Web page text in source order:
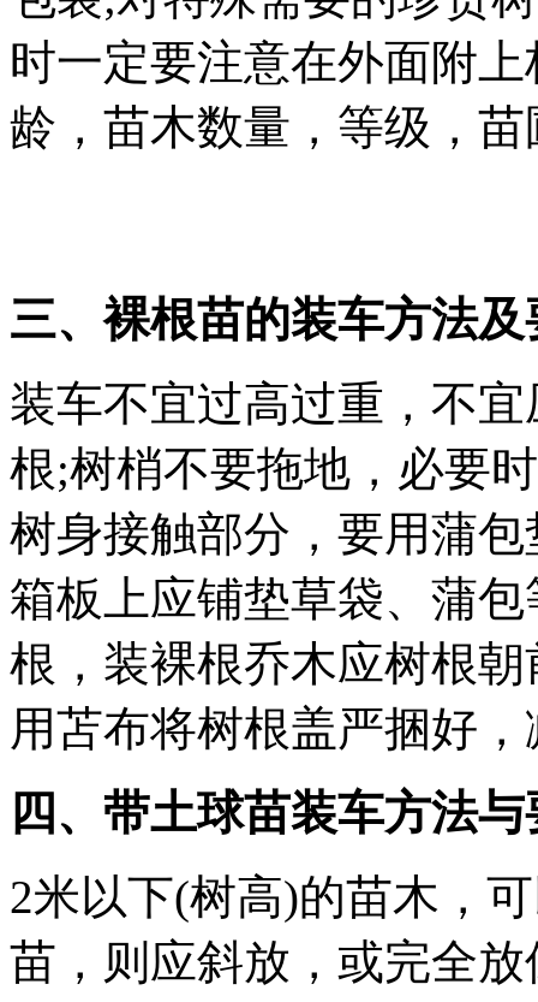
时一定要注意在外面附
龄，苗木数量，等级，
三、裸根苗的装车方法及
装车不宜过高过重，不
根;树梢不要拖地，必要
树身接触部分，要用蒲
箱板上应铺垫草袋、蒲
根，装裸根乔木应树根
用苫布将树根盖严捆好
四、带土球苗装车方法与
2米以下(树高)的苗木，
苗，则应斜放，或完全